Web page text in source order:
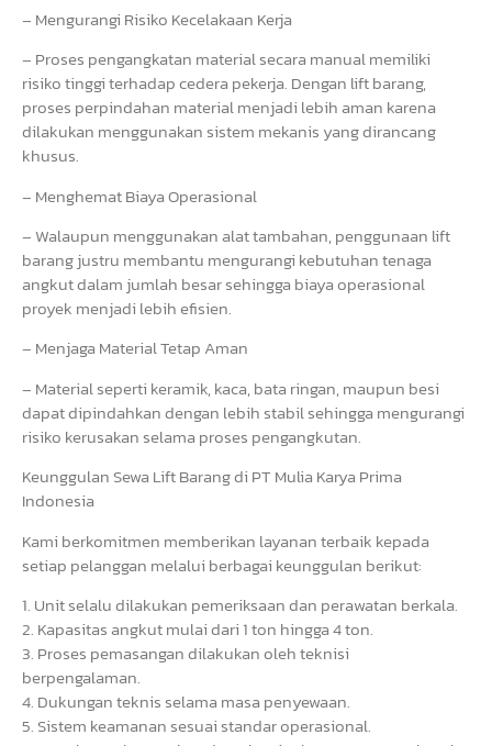
– Mengurangi Risiko Kecelakaan Kerja
– Proses pengangkatan material secara manual memiliki
risiko tinggi terhadap cedera pekerja. Dengan lift barang,
proses perpindahan material menjadi lebih aman karena
dilakukan menggunakan sistem mekanis yang dirancang
khusus.
– Menghemat Biaya Operasional
– Walaupun menggunakan alat tambahan, penggunaan lift
barang justru membantu mengurangi kebutuhan tenaga
angkut dalam jumlah besar sehingga biaya operasional
proyek menjadi lebih efisien.
– Menjaga Material Tetap Aman
– Material seperti keramik, kaca, bata ringan, maupun besi
dapat dipindahkan dengan lebih stabil sehingga mengurangi
risiko kerusakan selama proses pengangkutan.
Keunggulan Sewa Lift Barang di PT Mulia Karya Prima
Indonesia
Kami berkomitmen memberikan layanan terbaik kepada
setiap pelanggan melalui berbagai keunggulan berikut:
1. Unit selalu dilakukan pemeriksaan dan perawatan berkala.
2. Kapasitas angkut mulai dari 1 ton hingga 4 ton.
3. Proses pemasangan dilakukan oleh teknisi
berpengalaman.
4. Dukungan teknis selama masa penyewaan.
5. Sistem keamanan sesuai standar operasional.